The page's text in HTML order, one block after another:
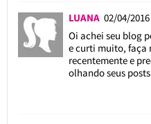
LUANA 02/04/
Oi achei seu blog
e curti muito, faça
recentemente e
olhando seus